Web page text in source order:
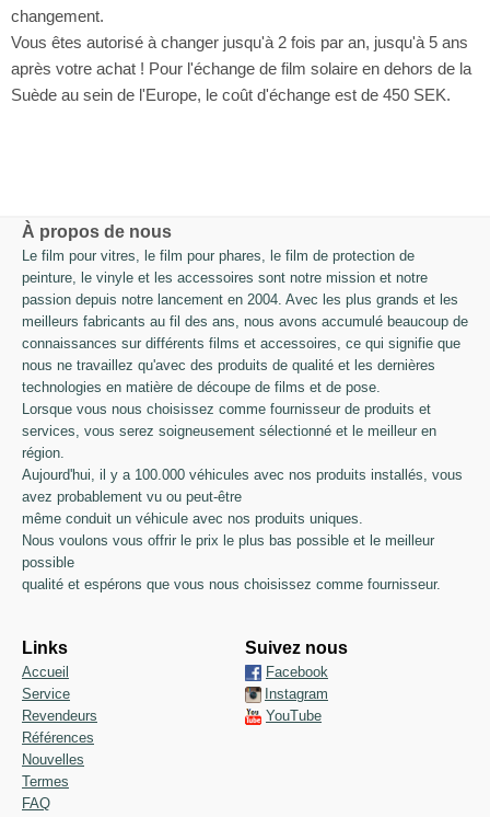
changement.
Vous êtes autorisé à changer jusqu'à 2 fois par an, jusqu'à 5 ans
après votre achat ! Pour l'échange de film solaire en dehors de la
Suède au sein de l'Europe, le coût d'échange est de 450 SEK.
À propos de nous
Le film pour vitres, le film pour phares, le film de protection de
peinture, le vinyle et les accessoires sont notre mission et notre
passion depuis notre lancement en 2004. Avec les plus grands et les
meilleurs fabricants au fil des ans, nous avons accumulé beaucoup de
connaissances sur différents films et accessoires, ce qui signifie que
nous ne travaillez qu'avec des produits de qualité et les dernières
technologies en matière de découpe de films et de pose.
Lorsque vous nous choisissez comme fournisseur de produits et
services, vous serez soigneusement sélectionné et le meilleur en
région.
Aujourd'hui, il y a 100.000 véhicules avec nos produits installés, vous
avez probablement vu ou peut-être
même conduit un véhicule avec nos produits uniques.
Nous voulons vous offrir le prix le plus bas possible et le meilleur
possible
qualité et espérons que vous nous choisissez comme fournisseur.
Links
Accueil
Service
Revendeurs
Références
Nouvelles
Termes
FAQ
Suivez nous
Facebook
Instagram
YouTube